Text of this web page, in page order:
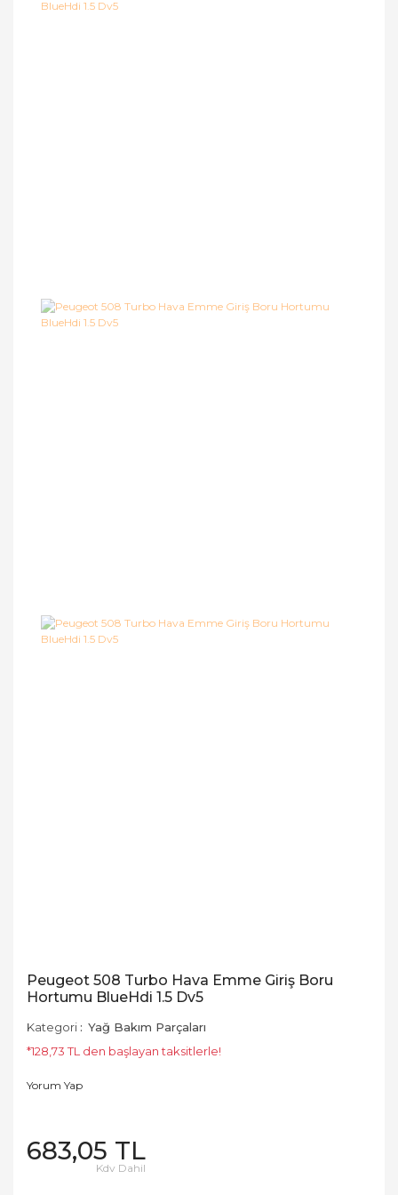
Peugeot 508 Turbo Hava Emme Giriş Boru
Hortumu BlueHdi 1.5 Dv5
Kategori
Yağ Bakım Parçaları
*128,73 TL den başlayan taksitlerle!
Yorum Yap
683,05 TL
Kdv Dahil